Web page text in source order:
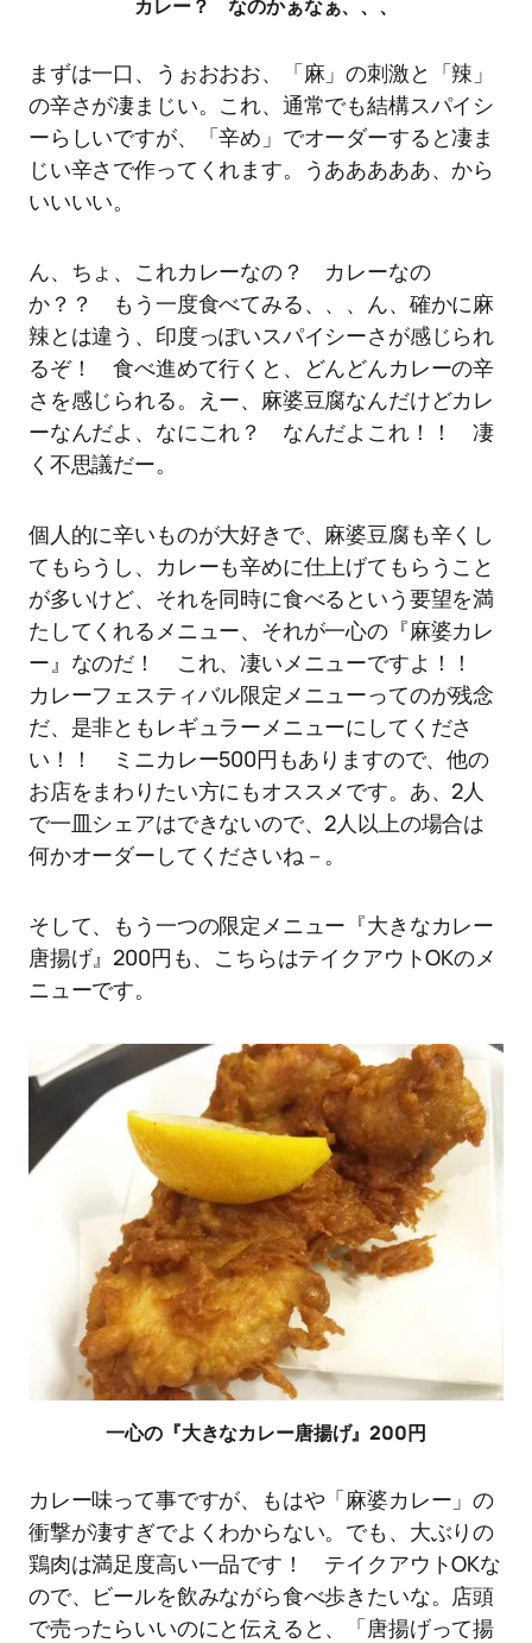
カレー？ なのかぁなぁ、、、
まずは一口、うぉおおお、「麻」の刺激と「辣」
の辛さが凄まじい。これ、通常でも結構スパイシ
ーらしいですが、「辛め」でオーダーすると凄ま
じい辛さで作ってくれます。うあああああ、から
いいいい。
ん、ちょ、これカレーなの？ カレーなの
か？？ もう一度食べてみる、、、ん、確かに麻
辣とは違う、印度っぽいスパイシーさが感じられ
るぞ！ 食べ進めて行くと、どんどんカレーの辛
さを感じられる。えー、麻婆豆腐なんだけどカレ
ーなんだよ、なにこれ？ なんだよこれ！！ 凄
く不思議だー。
個人的に辛いものが大好きで、麻婆豆腐も辛くし
てもらうし、カレーも辛めに仕上げてもらうこと
が多いけど、それを同時に食べるという要望を満
たしてくれるメニュー、それが一心の『麻婆カレ
ー』なのだ！ これ、凄いメニューですよ！！
カレーフェスティバル限定メニューってのが残念
だ、是非ともレギュラーメニューにしてくださ
い！！ ミニカレー500円もありますので、他の
お店をまわりたい方にもオススメです。あ、2人
で一皿シェアはできないので、2人以上の場合は
何かオーダーしてくださいね－。
そして、もう一つの限定メニュー『大きなカレー
唐揚げ』200円も、こちらはテイクアウトOKのメ
ニューです。
一心の『大きなカレー唐揚げ』200円
カレー味って事ですが、もはや「麻婆カレー」の
衝撃が凄すぎでよくわからない。でも、大ぶりの
鶏肉は満足度高い一品です！ テイクアウトOKな
ので、ビールを飲みながら食べ歩きたいな。店頭
で売ったらいいのにと伝えると、「唐揚げって揚